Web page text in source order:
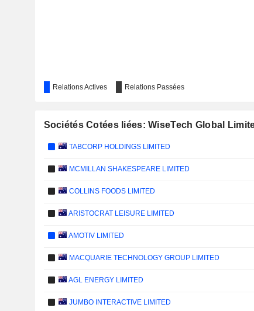
Relations Actives Relations Passées
Sociétés Cotées liées: WiseTech Global
TABCORP HOLDINGS LIMITED
MCMILLAN SHAKESPEARE LIMITED
COLLINS FOODS LIMITED
ARISTOCRAT LEISURE LIMITED
AMOTIV LIMITED
MACQUARIE TECHNOLOGY GROUP LIMITED
AGL ENERGY LIMITED
JUMBO INTERACTIVE LIMITED